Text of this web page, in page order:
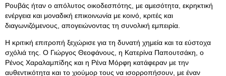
Ρουβάς ήταν ο απόλυτος οικοδεσπότης, με αμεσότητα, εκρηκτική
ενέργεια και μοναδική επικοινωνία με κοινό, κριτές και
διαγωνιζόμενους, απογειώνοντας τη συνολική εμπειρία.
Η κριτική επιτροπή ξεχώρισε για τη δυνατή χημεία και τα εύστοχα
σχόλιά της. Ο Γιώργος Θεοφάνους, η Κατερίνα Παπουτσάκη, ο
Ρένος Χαραλαμπίδης και η Ρένα Μόρφη κατάφεραν με την
αυθεντικότητα και το χιούμορ τους να ισορροπήσουν, με έναν